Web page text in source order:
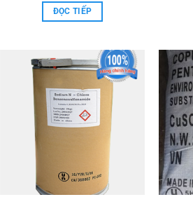
ĐỌC TIẾP